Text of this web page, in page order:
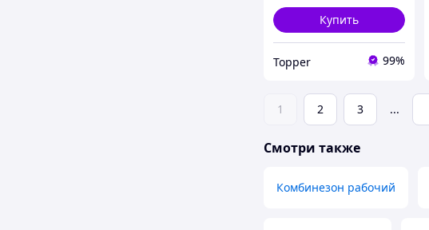
Купить
Topper 99%
1 2 3 ...
Смотри также
Комбинезон рабочий